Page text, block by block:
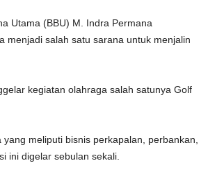
Utama (BBU) M. Indra Permana
menjadi salah satu sarana untuk menjalin
kegiatan olahraga salah satunya Golf
meliputi bisnis perkapalan, perbankan,
ini digelar sebulan sekali.